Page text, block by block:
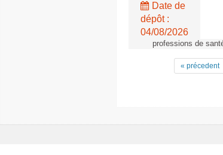
Date de
dépôt :
04/08/2026
professions de
« précedent